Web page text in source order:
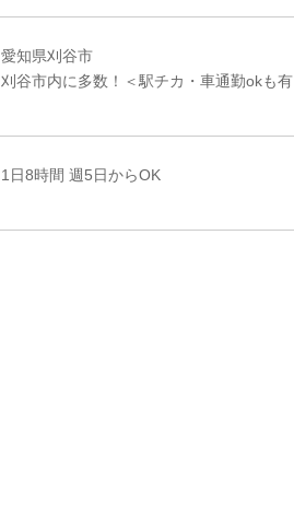
愛知県刈谷市
刈谷市内に多数！＜駅チカ・車通勤okも
1日8時間 週5日からOK